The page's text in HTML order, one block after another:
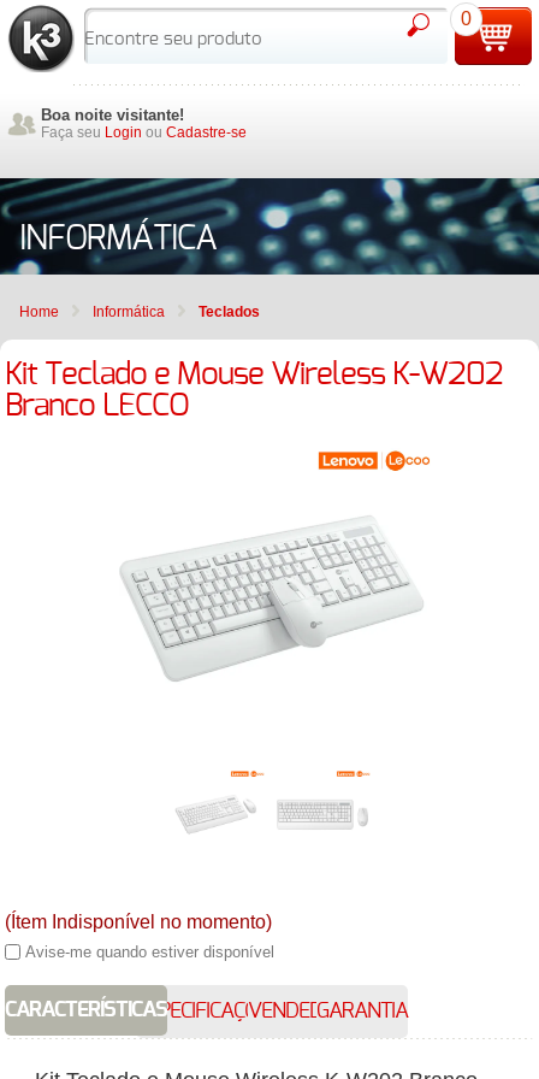
Boa noite visitante!
Faça seu Login ou Cadastre-se
0
INFORMÁTICA
Home Informática Teclados
Kit Teclado e Mouse Wireless K-W202
Branco LECCO
(Ítem Indisponível no momento)
Avise-me quando estiver disponível
CARACTERÍSTICASESPECIFICAÇÕESVENDEDORGARANTIA